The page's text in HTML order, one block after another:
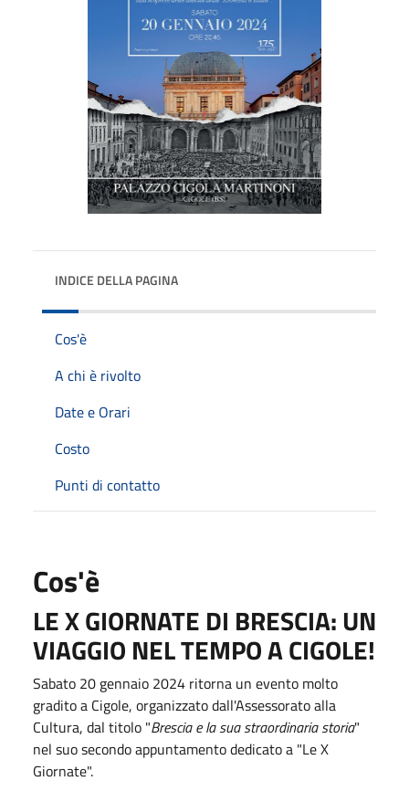
INDICE DELLA PAGINA
Cos'è
A chi è rivolto
Date e Orari
Costo
Punti di contatto
Cos'è
LE X GIORNATE DI BRESCIA: UN
VIAGGIO NEL TEMPO A CIGOLE!
Sabato 20 gennaio 2024 ritorna un evento molto
gradito a Cigole, organizzato dall'Assessorato alla
Cultura, dal titolo "Brescia e la sua straordinaria storia"
nel suo secondo appuntamento dedicato a "Le X
Giornate".